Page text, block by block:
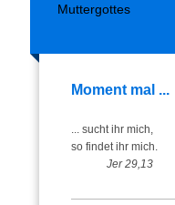
Muttergottes
Moment mal ...
... sucht ihr mich,
so findet ihr mich.
Jer 29,13